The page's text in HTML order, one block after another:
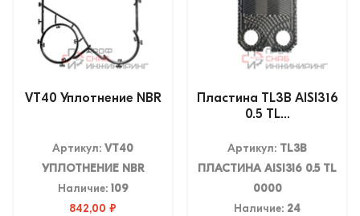
VT40 Уплотнение NBR
Артикул: VT40
УПЛОТНЕНИЕ NBR
Наличие: 109
842,00 ₽
Пластина TL3B AISI316
0.5 TL...
Артикул: TL3B
ПЛАСТИНА AISI316 0.5 TL
0000
Наличие: 24